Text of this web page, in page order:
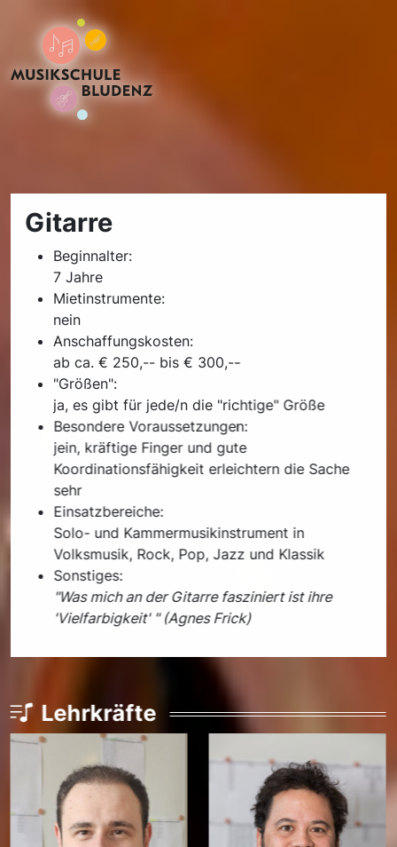
Gitarre
Beginnalter:
7 Jahre
Mietinstrumente:
nein
Anschaffungskosten:
ab ca. € 250,-- bis € 300,--
"Größen":
ja, es gibt für jede/n die "richtige" Größe
Besondere Voraussetzungen:
jein, kräftige Finger und gute
Koordinationsfähigkeit erleichtern die Sache
sehr
Einsatzbereiche:
Solo- und Kammermusikinstrument in
Volksmusik, Rock, Pop, Jazz und Klassik
Sonstiges:
"Was mich an der Gitarre fasziniert ist ihre
'Vielfarbigkeit' " (Agnes Frick)
Lehrkräfte